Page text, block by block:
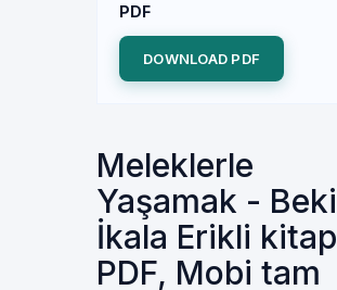
PDF
DOWNLOAD PDF
Meleklerle
Yaşamak - Beki
İkala Erikli kitap
PDF, Mobi tam